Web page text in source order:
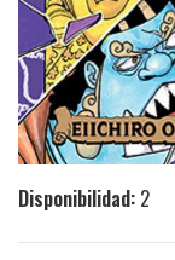
Disponibilidad: 2